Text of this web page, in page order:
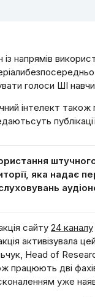
із напрямів
голоси ШІ
інтелект також
яка надає
сайту 24 каналу
активізувала
Head of
працюють дві
уже